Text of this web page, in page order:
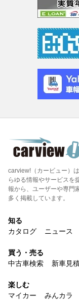
carview!（カービュー）
らゆる情報やサービスを
報から、ユーザーや専門
多く掲載しています。
知る
カタログ
ニュース
買う・売る
中古車検索
新車見
楽しむ
マイカー
みんカラ